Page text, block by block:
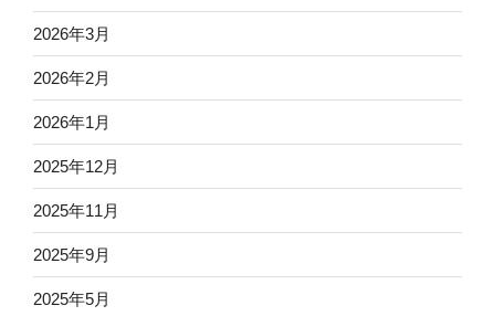
2026年3月
2026年2月
2026年1月
2025年12月
2025年11月
2025年9月
2025年5月